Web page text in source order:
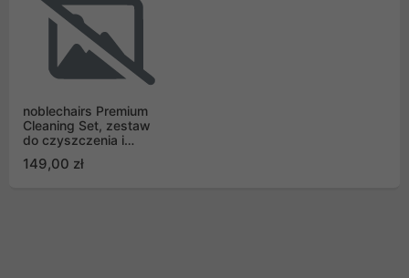
noblechairs Premium
Cleaning Set, zestaw
do czyszczenia i
149,00 zł